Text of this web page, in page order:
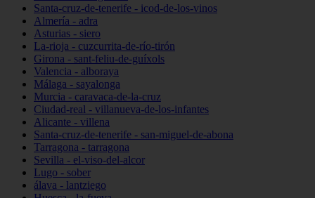
Santa-cruz-de-tenerife - icod-de-los-vinos
Almería - adra
Asturias - siero
La-rioja - cuzcurrita-de-río-tirón
Girona - sant-feliu-de-guíxols
Valencia - alboraya
Málaga - sayalonga
Murcia - caravaca-de-la-cruz
Ciudad-real - villanueva-de-los-infantes
Alicante - villena
Santa-cruz-de-tenerife - san-miguel-de-abona
Tarragona - tarragona
Sevilla - el-viso-del-alcor
Lugo - sober
álava - lantziego